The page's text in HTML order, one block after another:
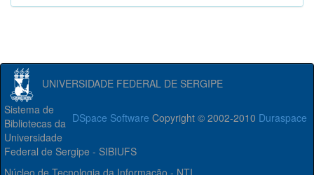
UNIVERSIDADE FEDERAL DE SERGIPE
DSpace Software Copyright © 2002-2010 Duraspace
Sistema de
Bibliotecas da
Universidade
Federal de Sergipe - SIBIUFS
Núcleo de Tecnologia da Informação - NTI